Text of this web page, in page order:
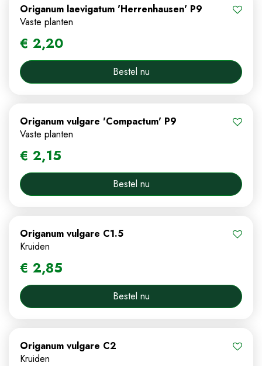
Origanum laevigatum 'Herrenhausen' P9
Vaste planten
€ 2,20
Bestel nu
Origanum vulgare 'Compactum' P9
Vaste planten
€ 2,15
Bestel nu
Origanum vulgare C1.5
Kruiden
€ 2,85
Bestel nu
Origanum vulgare C2
Kruiden